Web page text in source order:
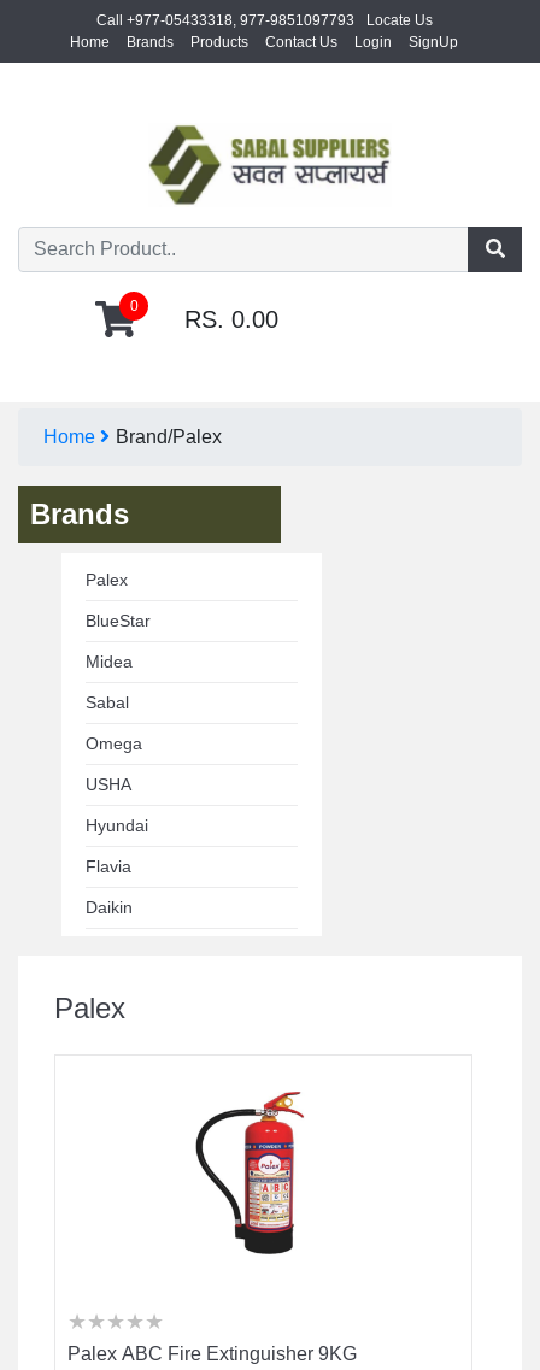
Call +977-05433318, 977-9851097793
Locate Us
Home
Brands Products Contact Us Login SignUp
0 RS. 0.00
Home Brand/Palex
Brands
Palex
BlueStar
Midea
Sabal
Omega
USHA
Hyundai
Flavia
Daikin
Palex
★
★ ★
★ ★ ★
★ ★ ★ ★
★ ★ ★ ★ ★
Palex ABC Fire Extinguisher 9KG